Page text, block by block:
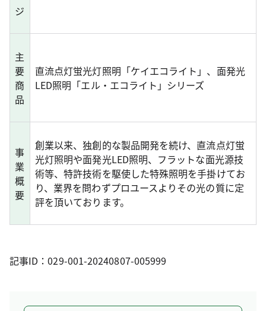
ジ
主
要
商
品
直流点灯蛍光灯照明「ケイエコライト」、面発光
LED照明「エル・エコライト」シリーズ
事
業
概
要
創業以来、独創的な製品開発を続け、直流点灯蛍
光灯照明や面発光LED照明、フラットな面光源技
術等、特許技術を駆使した特殊照明を手掛けてお
り、業界を問わずプロユースよりその光の質に定
評を頂いております。
記事ID：029-001-20240807-005999